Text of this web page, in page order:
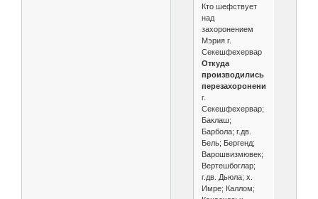
Кто шефствует
над
захоронением
Мэрия г.
Секешфехервар
Откуда
производились
перезахоронения
г.
Секешфехервар;
Баклаш;
Барбола; г.дв.
Бель; Бергенд;
Варошвизмювек;
Вертешбоглар;
г.дв. Дьюла; х.
Имре; Каллом;